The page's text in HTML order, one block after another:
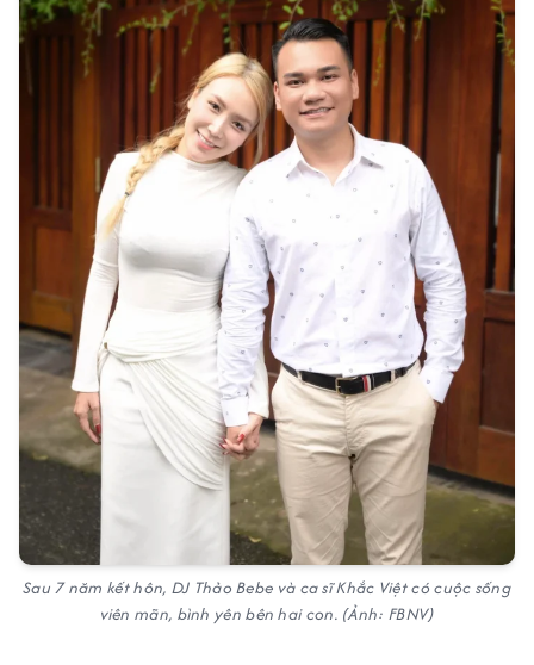
Sau 7 năm kết hôn, DJ Thảo Bebe và ca sĩ Khắc Việt có cuộc sống
viên mãn, bình yên bên hai con. (Ảnh: FBNV)